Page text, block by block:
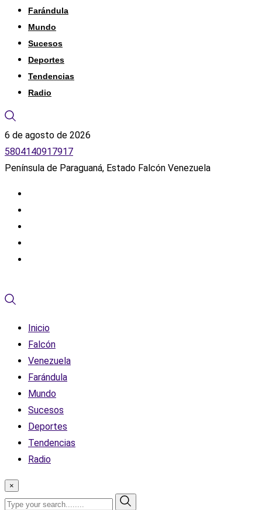
Farándula
Mundo
Sucesos
Deportes
Tendencias
Radio
6 de agosto de 2026
5804140917917
Península de Paraguaná, Estado Falcón Venezuela
Inicio
Falcón
Venezuela
Farándula
Mundo
Sucesos
Deportes
Tendencias
Radio
×